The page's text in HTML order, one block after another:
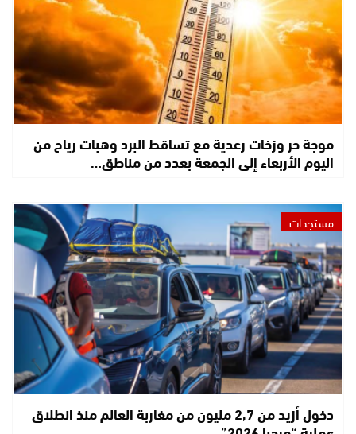
موجة حر وزخات رعدية مع تساقط البرد وهبات رياح من
اليوم الأربعاء إلى الجمعة بعدد من مناطق…
مستجدات
دخول أزيد من 2,7 مليون من مغاربة العالم منذ انطلاق